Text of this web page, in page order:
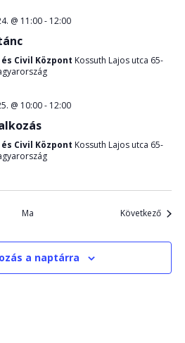
@ 11:00- 12:00
Civil Központ Kossuth Lajos utca 65-
@ 10:00- 12:00
Civil Központ Kossuth Lajos utca 65-
Ma Következő
a naptárra